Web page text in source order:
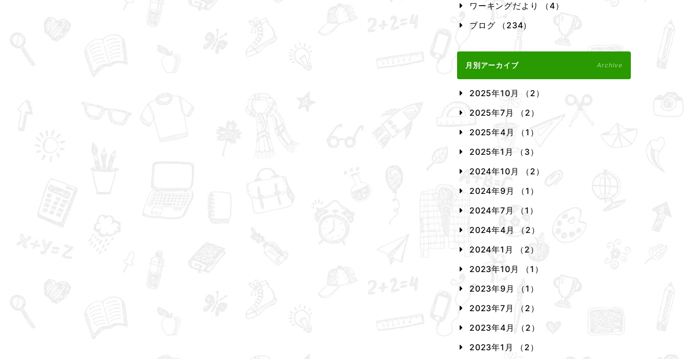
ワーキングだより （4）
ブログ （234）
月別アーカイブ Archive
2025年10月 （2）
2025年7月 （2）
2025年4月 （1）
2025年1月 （3）
2024年10月 （2）
2024年9月 （1）
2024年7月 （1）
2024年4月 （2）
2024年1月 （2）
2023年10月 （1）
2023年9月 （1）
2023年7月 （2）
2023年4月 （2）
2023年1月 （2）